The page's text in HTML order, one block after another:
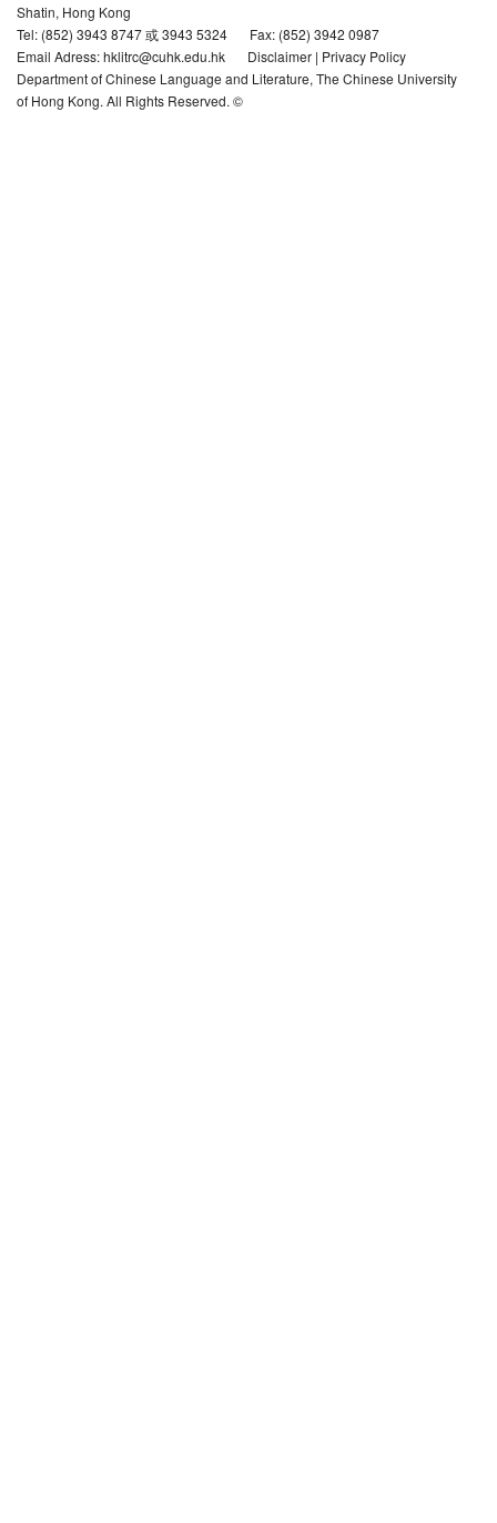
Shatin, Hong Kong
Tel: (852) 3943 8747 或 3943 5324
Fax: (852) 3942 0987
Email Adress: hklitrc@cuhk.edu.hk
Disclaimer | Privacy Policy
Department of Chinese Language and Literature, The Chinese University
of Hong Kong. All Rights Reserved. ©